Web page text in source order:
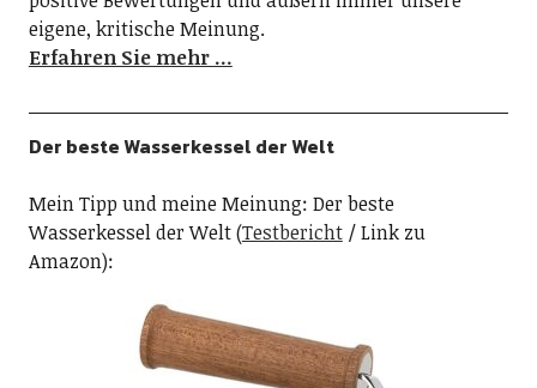
eigene, kritische Meinung.
Erfahren Sie mehr …
Der beste Wasserkessel der Welt
Mein Tipp und meine Meinung: Der beste
Wasserkessel der Welt (Testbericht/ Link zu
Amazon):